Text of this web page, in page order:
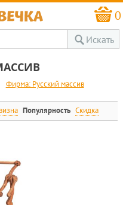
0
Искать
Фирма: Русский массив
Популярность Скидка